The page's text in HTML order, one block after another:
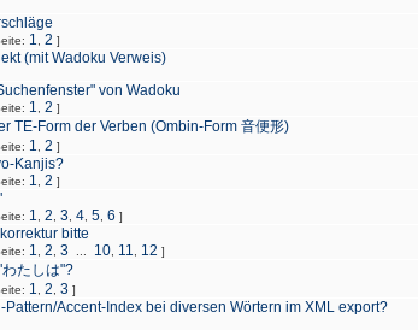
1 2 ]
(mit Wadoku Verweis)
von Wadoku
1 2 ]
TE-Form der Verben (Ombin-Form 音便形)
1 2 ]
Kanjis?
1 2 ]
1 2 3 4 5 6 ]
bitte
1 2 3 10 11 12 ]
たしは"?
1 2 3 ]
Pattern/Accent-Index bei diversen Wörtern im XML export?